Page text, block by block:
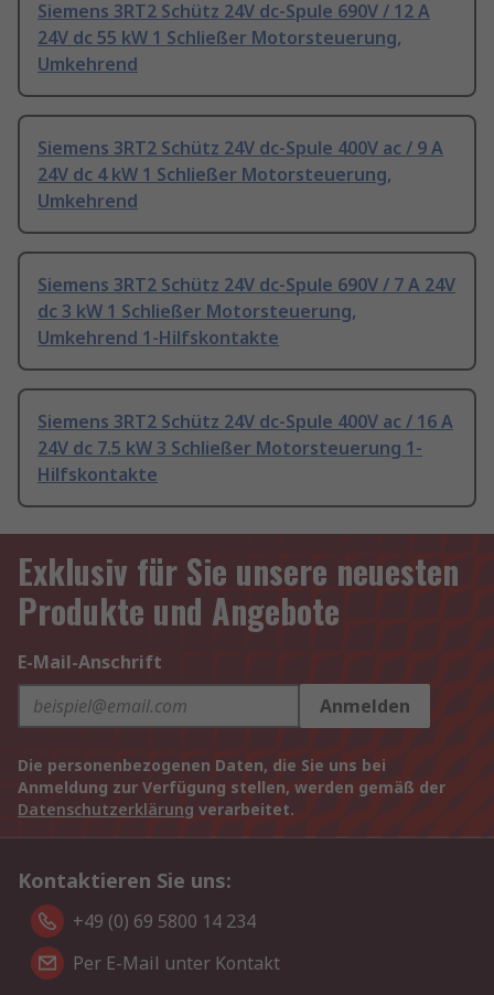
Siemens 3RT2 Schütz 24V dc-Spule 690V / 12 A
24V dc 55 kW 1 Schließer Motorsteuerung,
Umkehrend
Siemens 3RT2 Schütz 24V dc-Spule 400V ac / 9 A
24V dc 4 kW 1 Schließer Motorsteuerung,
Umkehrend
Siemens 3RT2 Schütz 24V dc-Spule 690V / 7 A 24V
dc 3 kW 1 Schließer Motorsteuerung,
Umkehrend 1-Hilfskontakte
Siemens 3RT2 Schütz 24V dc-Spule 400V ac / 16 A
24V dc 7.5 kW 3 Schließer Motorsteuerung 1-
Hilfskontakte
Exklusiv für Sie unsere neuesten
Produkte und Angebote
E-Mail-Anschrift
Anmelden
Die personenbezogenen Daten, die Sie uns bei
Anmeldung zur Verfügung stellen, werden gemäß der
Datenschutzerklärung verarbeitet.
Kontaktieren Sie uns:
+49 (0) 69 5800 14 234
Per E-Mail unter Kontakt